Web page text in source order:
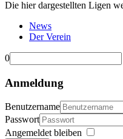
Die hier dargestellten Ligen
News
Der Verein
0
Anmeldung
Benutzername
Passwort
Angemeldet bleiben